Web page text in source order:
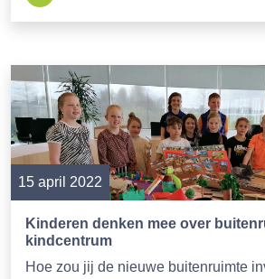
15 april 2022
Kinderen denken mee over
kindcentrum
Hoe zou jij de nieuwe buitenruimte